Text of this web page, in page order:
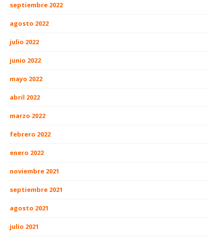
septiembre 2022
agosto 2022
julio 2022
junio 2022
mayo 2022
abril 2022
marzo 2022
febrero 2022
enero 2022
noviembre 2021
septiembre 2021
agosto 2021
julio 2021